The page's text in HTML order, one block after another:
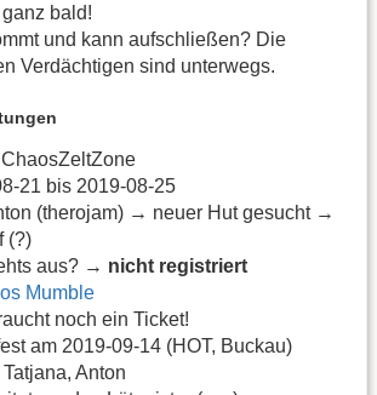
bald!
und kann aufschließen? Die
Verdächtigen sind unterwegs.
21 bis 2019-08-25
(therojam) → neuer Hut gesucht →
(?)
aus? → nicht registriert
Mumble
noch ein Ticket!
am 2019-09-14 (HOT, Buckau)
Anton